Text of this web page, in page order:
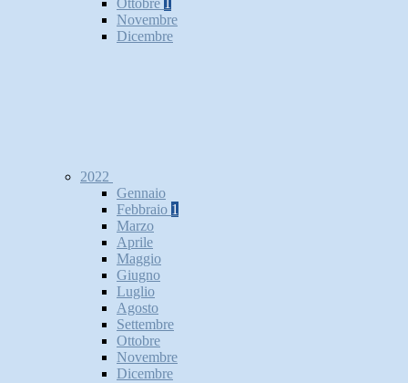
Ottobre 1
Novembre
Dicembre
2022
Gennaio
Febbraio 1
Marzo
Aprile
Maggio
Giugno
Luglio
Agosto
Settembre
Ottobre
Novembre
Dicembre